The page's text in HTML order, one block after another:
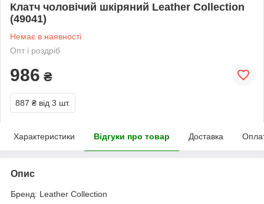
Клатч чоловічий шкіряний Leather Collection
(49041)
Немає в наявності
Опт і роздріб
986 ₴
887 ₴ від 3 шт.
Характеристики Відгуки про товар Доставка
Опис
Бренд: Leather Collection